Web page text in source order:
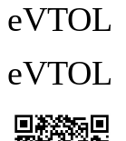
eVTOL
eVTOL